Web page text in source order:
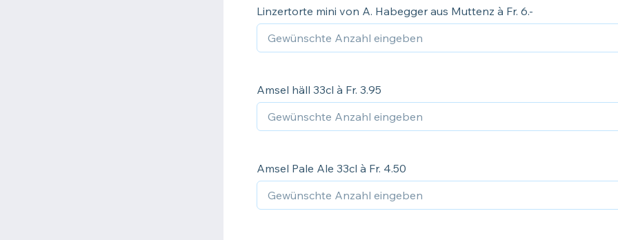
Linzertorte mini von A. Habegger aus Muttenz à Fr. 6.-
Amsel häll 33cl à Fr. 3.95
Amsel Pale Ale 33cl à Fr. 4.50